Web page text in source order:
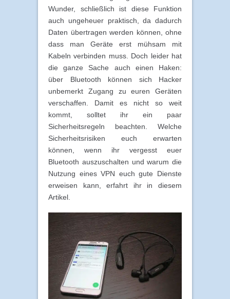
Wunder, schließlich ist diese Funktion
auch ungeheuer praktisch, da dadurch
Daten übertragen werden können, ohne
dass man Geräte erst mühsam mit
Kabeln verbinden muss. Doch leider hat
die ganze Sache auch einen Haken:
über Bluetooth können sich Hacker
unbemerkt Zugang zu euren Geräten
verschaffen. Damit es nicht so weit
kommt, solltet ihr ein paar
Sicherheitsregeln beachten. Welche
Sicherheitsrisiken euch erwarten
können, wenn ihr vergesst euer
Bluetooth auszuschalten und warum die
Nutzung eines VPN euch gute Dienste
erweisen kann, erfahrt ihr in diesem
Artikel.